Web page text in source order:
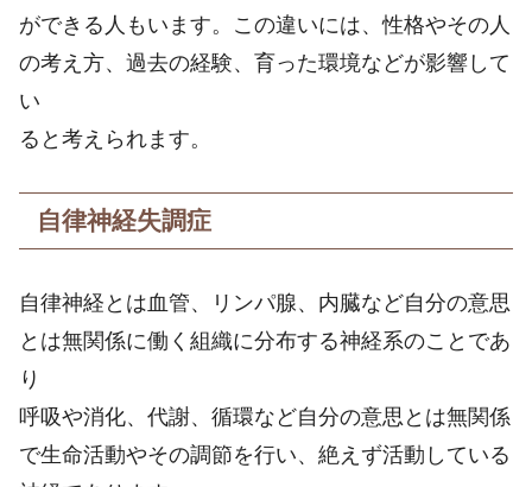
ができる人もいます。この違いには、性格やその人
の考え方、過去の経験、育った環境などが影響して
い
ると考えられます。
自律神経失調症
自律神経とは血管、リンパ腺、内臓など自分の意思
とは無関係に働く組織に分布する神経系のことであ
り
呼吸や消化、代謝、循環など自分の意思とは無関係
で生命活動やその調節を行い、絶えず活動している